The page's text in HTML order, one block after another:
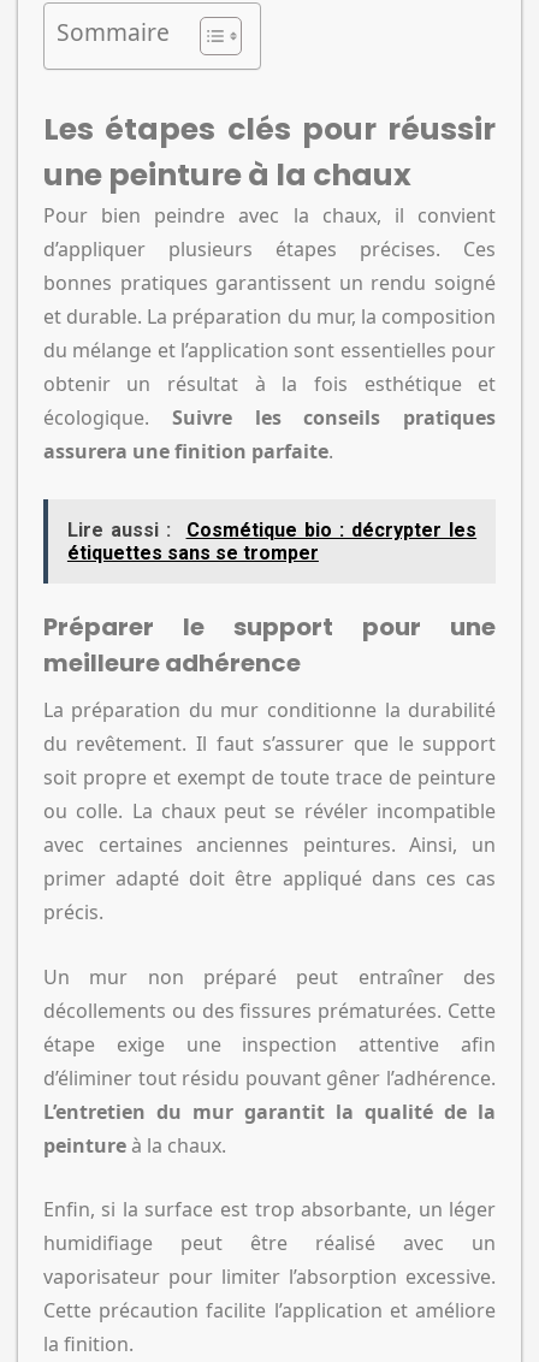
Sommaire
Les étapes clés pour réussir
une peinture à la chaux
Pour bien peindre avec la chaux, il convient
d’appliquer plusieurs étapes précises. Ces
bonnes pratiques garantissent un rendu soigné
et durable. La préparation du mur, la composition
du mélange et l’application sont essentielles pour
obtenir un résultat à la fois esthétique et
écologique. Suivre les conseils pratiques
assurera une finition parfaite.
Lire aussi :
Cosmétique bio : décrypter les
étiquettes sans se tromper
Préparer le support pour une
meilleure adhérence
La préparation du mur conditionne la durabilité
du revêtement. Il faut s’assurer que le support
soit propre et exempt de toute trace de peinture
ou colle. La chaux peut se révéler incompatible
avec certaines anciennes peintures. Ainsi, un
primer adapté doit être appliqué dans ces cas
précis.
Un mur non préparé peut entraîner des
décollements ou des fissures prématurées. Cette
étape exige une inspection attentive afin
d’éliminer tout résidu pouvant gêner l’adhérence.
L’entretien du mur garantit la qualité de la
peintureà la chaux.
Enfin, si la surface est trop absorbante, un léger
humidifiage peut être réalisé avec un
vaporisateur pour limiter l’absorption excessive.
Cette précaution facilite l’application et améliore
la finition.